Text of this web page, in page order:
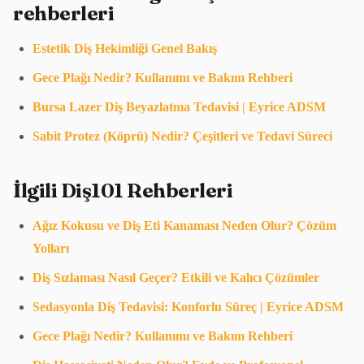
rehberleri
Estetik Diş Hekimliği Genel Bakış
Gece Plağı Nedir? Kullanımı ve Bakım Rehberi
Bursa Lazer Diş Beyazlatma Tedavisi | Eyrice ADSM
Sabit Protez (Köprü) Nedir? Çeşitleri ve Tedavi Süreci
İlgili Diş101 Rehberleri
Ağız Kokusu ve Diş Eti Kanaması Neden Olur? Çözüm
Yolları
Diş Sızlaması Nasıl Geçer? Etkili ve Kalıcı Çözümler
Sedasyonla Diş Tedavisi: Konforlu Süreç | Eyrice ADSM
Gece Plağı Nedir? Kullanımı ve Bakım Rehberi